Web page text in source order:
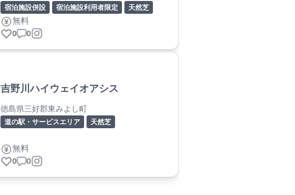
宿泊施設併設 宿泊施設利用者限定 天然芝
無料
0 0
吉野川ハイウェイオアシス
徳島県三好郡東みよし町
道の駅・サービスエリア 天然芝
無料
0 0